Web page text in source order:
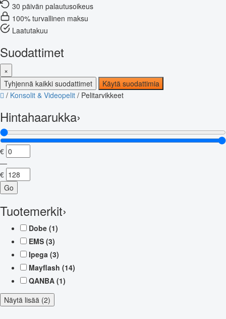
30 päivän palautusoikeus
100% turvallinen maksu
Laatutakuu
Suodattimet
×
Tyhjennä kaikki suodattimet
Käytä suodattimia
/ Konsolit & Videopelit / Pelitarvikkeet
Hintahaarukka›
€
—
€
Go
Tuotemerkit›
Dobe (1)
EMS (3)
Ipega (3)
Mayflash (14)
QANBA (1)
Näytä lisää (2)